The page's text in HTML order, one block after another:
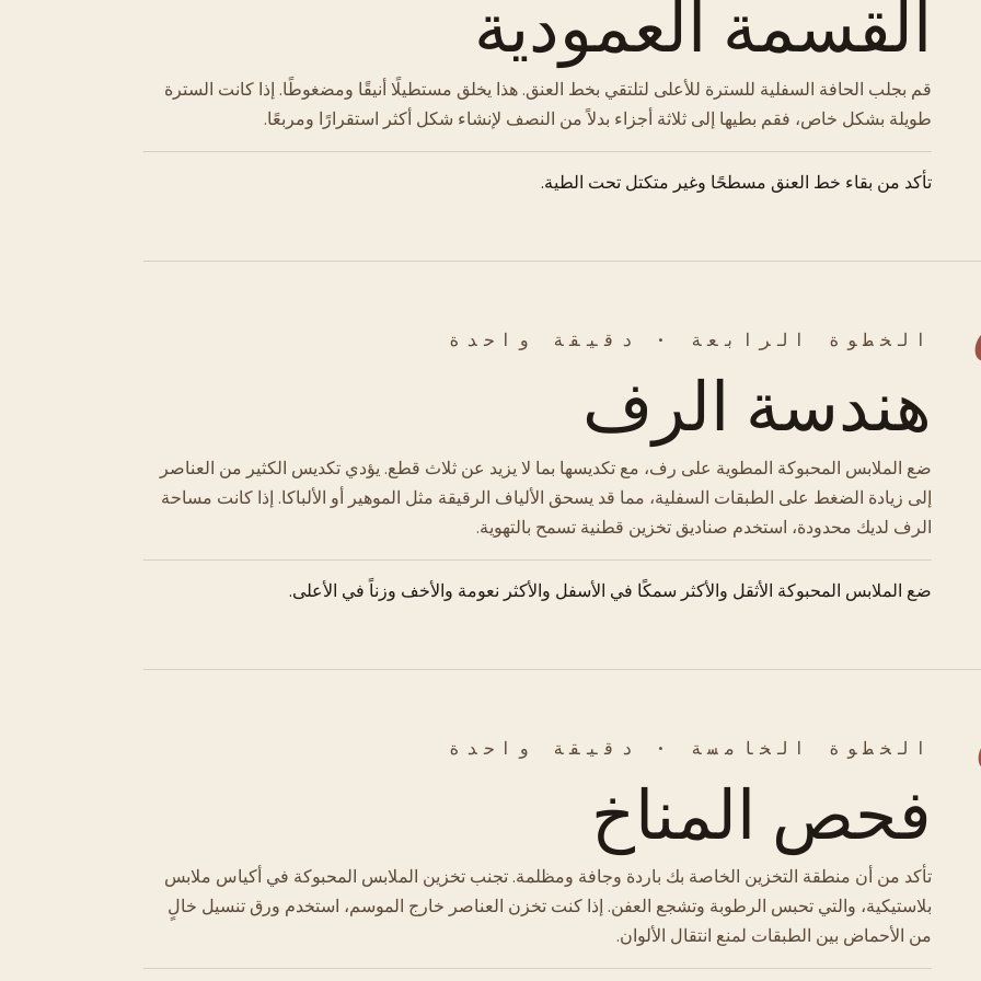
القسمة العمودية
قم بجلب الحافة السفلية للسترة للأعلى لتلتقي بخط العنق. هذا يخلق مستطيلًا أنيقًا ومضغوطًا. إذا كانت السترة
طويلة بشكل خاص، فقم بطيها إلى ثلاثة أجزاء بدلاً من النصف لإنشاء شكل أكثر استقرارًا ومربعًا.
تأكد من بقاء خط العنق مسطحًا وغير متكتل تحت الطية.
الخطوة الرابعة · دقيقة واحدة
هندسة الرف
ضع الملابس المحبوكة المطوية على رف، مع تكديسها بما لا يزيد عن ثلاث قطع. يؤدي تكديس الكثير من العناصر
إلى زيادة الضغط على الطبقات السفلية، مما قد يسحق الألياف الرقيقة مثل الموهير أو الألباكا. إذا كانت مساحة
الرف لديك محدودة، استخدم صناديق تخزين قطنية تسمح بالتهوية.
ضع الملابس المحبوكة الأثقل والأكثر سمكًا في الأسفل والأكثر نعومة والأخف وزناً في الأعلى.
الخطوة الخامسة · دقيقة واحدة
فحص المناخ
تأكد من أن منطقة التخزين الخاصة بك باردة وجافة ومظلمة. تجنب تخزين الملابس المحبوكة في أكياس ملابس
بلاستيكية، والتي تحبس الرطوبة وتشجع العفن. إذا كنت تخزن العناصر خارج الموسم، استخدم ورق تنسيل خالٍ
من الأحماض بين الطبقات لمنع انتقال الألوان.